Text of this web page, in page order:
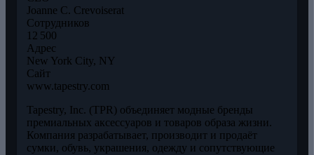
Joanne C. Crevoiserat
Сотрудников
12 500
Адрес
New York City, NY
Сайт
www.tapestry.com
Tapestry, Inc. (TPR) объединяет модные бренды
премиальных аксессуаров и товаров образа жизни.
Компания разрабатывает, производит и продаёт
сумки, обувь, украшения, одежду и сопутствующие